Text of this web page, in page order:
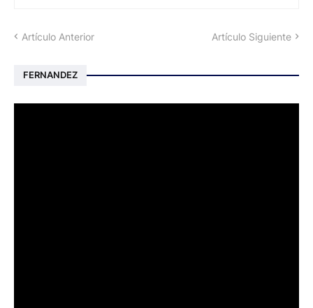
Artículo Anterior Artículo Siguiente
FERNANDEZ